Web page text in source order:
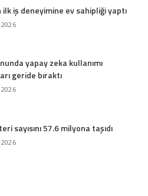
ilk iş deneyimine ev sahipliği yaptı
yapay zeka kullanımı
geride bıraktı
sayısını 57.6 milyona taşıdı